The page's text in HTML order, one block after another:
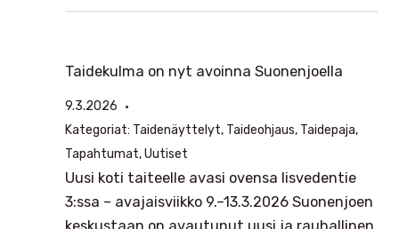
Taidekulma on nyt avoinna Suonenjoella
9.3.2026
Kategoriat: Taidenäyttelyt, Taideohjaus, Taidepaja
Tapahtumat, Uutiset
Uusi koti taiteelle avasi ovensa Iisvedentie
3:ssa – avajaisviikko 9.–13.3.2026 Suonenjoen